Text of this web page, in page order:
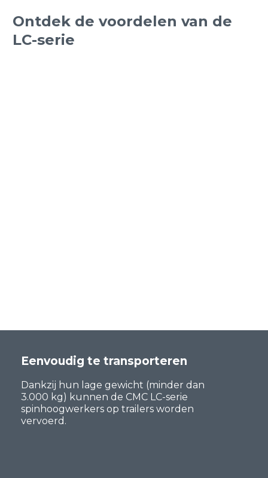
Ontdek de voordelen van de
LC-serie
Eenvoudig te transporteren
Dankzij hun lage gewicht (minder dan
3.000 kg) kunnen de CMC LC-serie
spinhoogwerkers op trailers worden
vervoerd.